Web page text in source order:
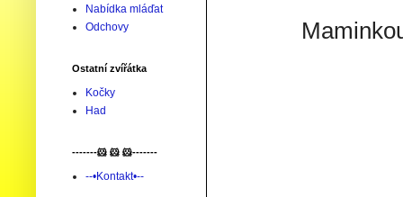
Nabídka mláďat
Odchovy
Ostatní zvířátka
Kočky
Had
-------🐹 🐹 🐹-------
--•Kontakt•--